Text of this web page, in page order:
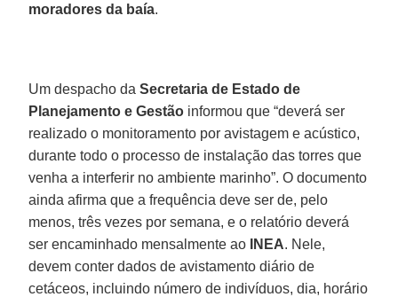
moradores da baía.
Um despacho daSecretaria de Estado de
Planejamento e Gestão informou que “deverá ser
realizado o monitoramento por avistagem e acústico,
durante todo o processo de instalação das torres que
venha a interferir no ambiente marinho”. O documento
ainda afirma que a frequência deve ser de, pelo
menos, três vezes por semana, e o relatório deverá
ser encaminhado mensalmente ao
INEA. Nele,
devem conter dados de avistamento diário de
cetáceos, incluindo número de indivíduos, dia, horário